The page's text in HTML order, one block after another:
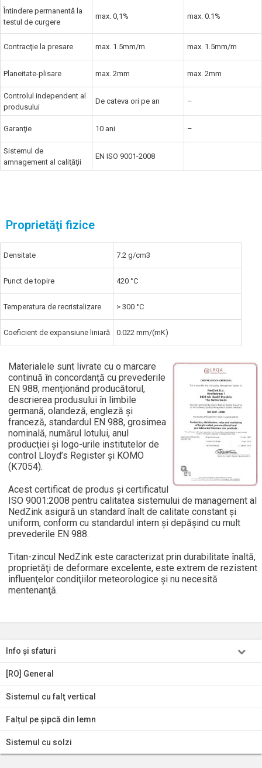
Întindere permanentă la
testul de curgere
max. 0,1% max. 0.1%
Contracţie la presare max. 1.5mm/m max. 1.5mm/m
Planeitate-plisare max. 2mm max. 2mm
Controlul independent al
produsului
De cateva ori pe an –
Garanţie 10 ani –
Sistemul de
amnagement al caliţăţii
EN ISO 9001-2008
Proprietăţi fizice
Densitate 7.2 g/cm3
Punct de topire 420 °C
Temperatura de recristalizare > 300 °C
Coeficient de expansiune liniară 0.022 mm/(mK)
Materialele sunt livrate cu o marcare
continuă în concordanţă cu prevederile
EN 988, menţionând producătorul,
descrierea produsului în limbile
germană, olandeză, engleză şi
franceză, standardul EN 988, grosimea
nominală, numărul lotului, anul
producţiei şi logo-urile institutelor de
control Lloyd’s Register şi KOMO
(K7054).
Acest certificat de produs şi certificatul
ISO 9001:2008 pentru calitatea sistemului de management al
NedZink asigură un standard înalt de calitate constant şi
uniform, conform cu standardul intern şi depăşind cu mult
prevederile EN 988.
Titan-zincul NedZink este caracterizat prin durabilitate înaltă,
proprietăţi de deformare excelente, este extrem de rezistent
influenţelor condiţiilor meteorologice şi nu necesită
mentenanţă.
Info şi sfaturi
[RO] General
Sistemul cu falţ vertical
Falțul pe șipcă din lemn
Sistemul cu solzi